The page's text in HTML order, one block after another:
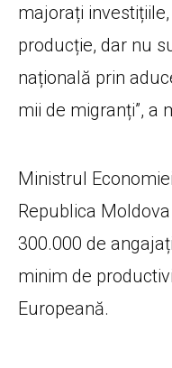
majorați
producție, dar nu
națională prin
mii de migranți”, a
Ministrul
Republica
300.000 de
minim de
Europeană.